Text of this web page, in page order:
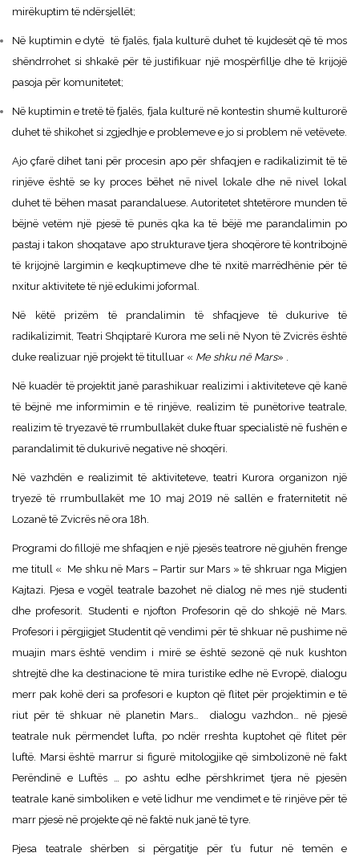
mirëkuptim të ndërsjellët;
Në kuptimin e dytë të fjalës, fjala kulturë duhet të kujdesët që të mos
shëndrrohet si shkakë për të justifikuar një mospërfillje dhe të krijojë
pasoja për komunitetet;
Në kuptimin e tretë të fjalës, fjala kulturë në kontestin shumë kulturorë
duhet të shikohet si zgjedhje e problemeve e jo si problem në vetëvete.
Ajo çfarë dihet tani për procesin apo për shfaqjen e radikalizimit të të
rinjëve është se ky proces bëhet në nivel lokale dhe në nivel lokal
duhet të bëhen masat parandaluese. Autoritetet shtetërore munden të
bëjnë vetëm një pjesë të punës qka ka të bëjë me parandalimin po
pastaj i takon shoqatave apo strukturave tjera shoqërore të kontribojnë
të krijojnë largimin e keqkuptimeve dhe të nxitë marrëdhënie për të
nxitur aktivitete të një edukimi joformal.
Në këtë prizëm të prandalimin të shfaqjeve të dukurive të
radikalizimit, Teatri Shqiptarë Kurora me seli në Nyon të Zvicrës është
duke realizuar një projekt të titulluar « Me shku në Mars» .
Në kuadër të projektit janë parashikuar realizimi i aktiviteteve që kanë
të bëjnë me informimin e të rinjëve, realizim të punëtorive teatrale,
realizim të tryezavë të rrumbullakët duke ftuar specialistë në fushën e
parandalimit të dukurivë negative në shoqëri.
Në vazhdën e realizimit të aktiviteteve, teatri Kurora organizon një
tryezë të rrumbullakët me 10 maj 2019 në sallën e fraternitetit në
Lozanë të Zvicrës në ora 18h.
Programi do fillojë me shfaqjen e një pjesës teatrore në gjuhën frenge
me titull « Me shku në Mars – Partir sur Mars » të shkruar nga Migjen
Kajtazi. Pjesa e vogël teatrale bazohet në dialog në mes një studenti
dhe profesorit. Studenti e njofton Profesorin që do shkojë në Mars.
Profesori i përgjigjet Studentit që vendimi për të shkuar në pushime në
muajin mars është vendim i mirë se është sezonë që nuk kushton
shtrejtë dhe ka destinacione të mira turistike edhe në Evropë, dialogu
merr pak kohë deri sa profesori e kupton që flitet për projektimin e të
riut për të shkuar në planetin Mars… dialogu vazhdon… në pjesë
teatrale nuk përmendet lufta, po ndër rreshta kuptohet që flitet për
luftë. Marsi është marrur si figurë mitologjike që simbolizonë në fakt
Perëndinë e Luftës … po ashtu edhe përshkrimet tjera në pjesën
teatrale kanë simboliken e vetë lidhur me vendimet e të rinjëve për të
marr pjesë në projekte që në faktë nuk janë të tyre.
Pjesa teatrale shërben si përgatitje për t’u futur në temën e